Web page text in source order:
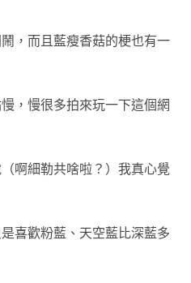
，而且藍瘦香菇的梗也有一
，慢很多拍來玩一下這個網
啊細勒共啥啦？）我真心覺
喜歡粉藍、天空藍比深藍多